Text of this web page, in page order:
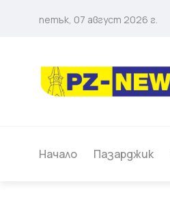
петък, 07 август 2026 г.
Начало Пазарджик